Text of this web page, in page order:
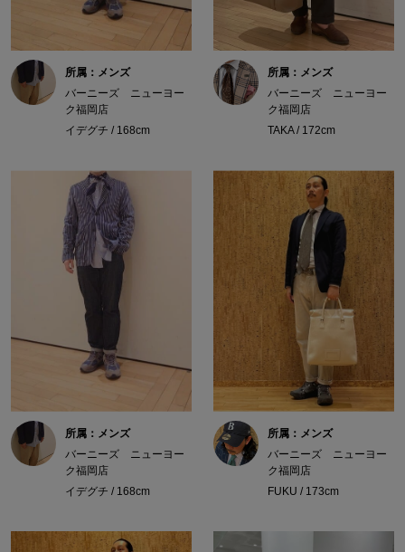
所属：メンズ
バーニーズ ニューヨー
ク福岡店
イデグチ / 168cm
所属：メンズ
バーニーズ ニューヨー
ク福岡店
TAKA / 172cm
所属：メンズ
バーニーズ ニューヨー
ク福岡店
イデグチ / 168cm
所属：メンズ
バーニーズ ニューヨー
ク福岡店
FUKU / 173cm